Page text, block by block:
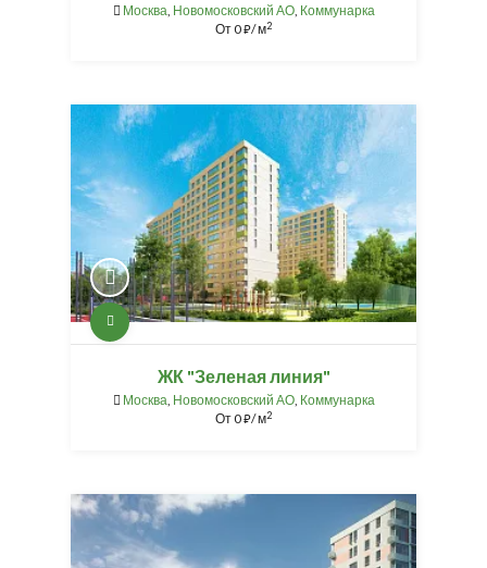
Москва, Новомосковский АО, Коммунарка
От0⃏/ м2
ЖК "Зеленая линия"
Москва, Новомосковский АО, Коммунарка
От0⃏/ м2